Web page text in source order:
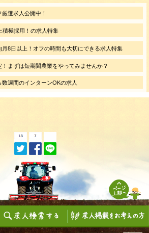
厳選求人公開中！
積極採用！の求人特集
月8日以上！オフの時間も大切にできる求人特集
！まずは短期間農業をやってみませんか？
数週間のインターンOKの求人